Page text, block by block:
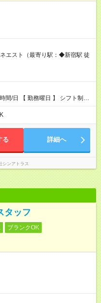
エスト（最寄り駅：◆新宿駅 徒
間/日 【 勤務曜日 】 シフト制
【勤務時間】 9：30
8ｈ＋休憩1h） シフト例（9時
る 詳細へ
シンアトラス
タッフ
ブランクOK